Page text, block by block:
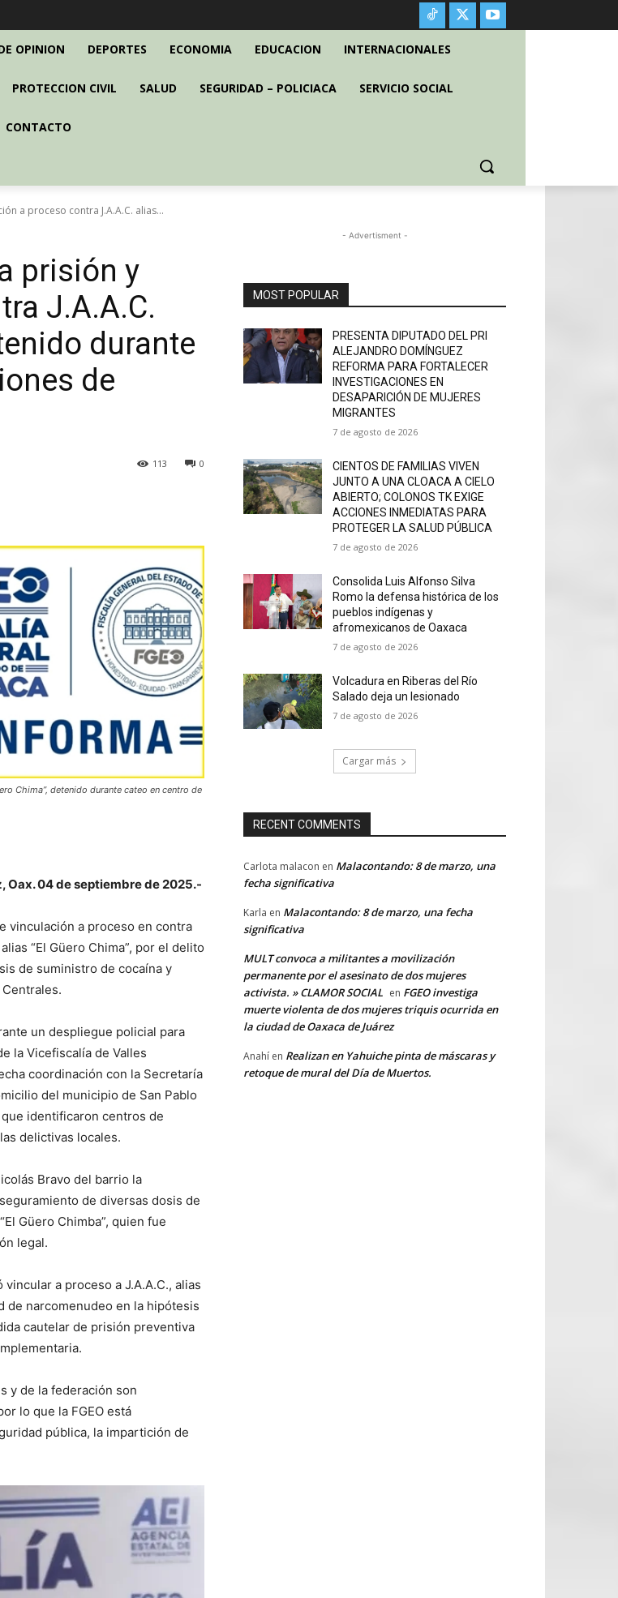
OPINION DEPORTES ECONOMIA EDUCACION INTERNACIONALES
PROTECCION CIVIL SALUD SEGURIDAD – POLICIACA SERVICIO SOCIAL
CONTACTO
a proceso contra J.A.A.C. alias...
prisión y
J.A.A.C.
durante
de
0
113
Chima”, detenido durante cateo en centro de
Oax. 04 de septiembre de 2025.-
vinculación a proceso en contra
“El Güero Chima”, por el delito
de suministro de cocaína y
un despliegue policial para
la Vicefiscalía de Valles
coordinación con la Secretaría
del municipio de San Pablo
identificaron centros de
delictivas locales.
Bravo del barrio la
de diversas dosis de
Güero Chimba”, quien fue
legal.
a proceso a J.A.A.C., alias
de narcomenudeo en la hipótesis
cautelar de prisión preventiva
y de la federación son
lo que la FGEO está
pública, la impartición de
- Advertisment -
MOST POPULAR
PRESENTA DIPUTADO DEL PRI
ALEJANDRO DOMÍNGUEZ
REFORMA PARA FORTALECER
INVESTIGACIONES EN
DESAPARICIÓN DE MUJERES
MIGRANTES
7 de agosto de 2026
CIENTOS DE FAMILIAS VIVEN
JUNTO A UNA CLOACA A CIELO
ABIERTO; COLONOS TK EXIGE
ACCIONES INMEDIATAS PARA
PROTEGER LA SALUD PÚBLICA
7 de agosto de 2026
Consolida Luis Alfonso Silva
Romo la defensa histórica de los
pueblos indígenas y
afromexicanos de Oaxaca
7 de agosto de 2026
Volcadura en Riberas del Río
Salado deja un lesionado
7 de agosto de 2026
Cargar más
RECENT COMMENTS
Carlota malacon en Malacontando: 8 de marzo, una
fecha significativa
Karla en Malacontando: 8 de marzo, una fecha
significativa
MULT convoca a militantes a movilización
permanente por el asesinato de dos mujeres
activista. » CLAMOR SOCIAL en FGEO investiga
muerte violenta de dos mujeres triquis ocurrida en
la ciudad de Oaxaca de Juárez
Anahí en Realizan en Yahuiche pinta de máscaras y
retoque de mural del Día de Muertos.